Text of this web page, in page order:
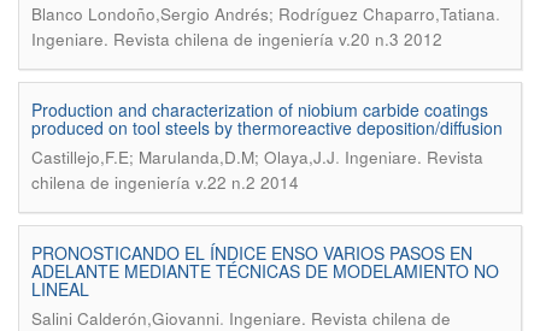
Blanco Londoño,Sergio Andrés; Rodríguez Chaparro,Tatiana.
Ingeniare. Revista chilena de ingeniería v.20 n.3 2012
Production and characterization of niobium carbide coatings
produced on tool steels by thermoreactive deposition/diffusion
Castillejo,F.E; Marulanda,D.M; Olaya,J.J. Ingeniare. Revista
chilena de ingeniería v.22 n.2 2014
PRONOSTICANDO EL ÍNDICE ENSO VARIOS PASOS EN
ADELANTE MEDIANTE TÉCNICAS DE MODELAMIENTO NO
LINEAL
Salini Calderón,Giovanni. Ingeniare. Revista chilena de